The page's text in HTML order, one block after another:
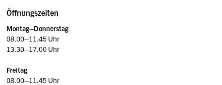
Öffnungszeiten
Montag–Donnerstag
08.00–11.45 Uhr
13.30–17.00 Uhr
Freitag
08.00–11.45 Uhr